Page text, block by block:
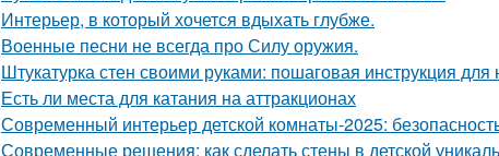
Интерьер, в который хочется вдыхать глубже.
Военные песни не всегда про Силу оружия.
Штукатурка стен своими руками: пошаговая инструкция
Есть ли места для катания на аттракционах
Современный интерьер детской комнаты-2025:
Современные решения: как сделать стены в детской